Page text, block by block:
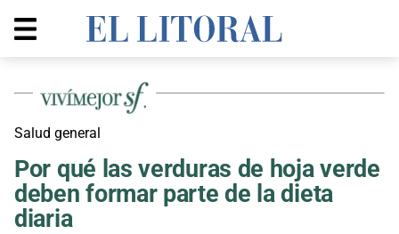
Salud general
Por qué las verduras de hoja verde
deben formar parte de la dieta
diaria